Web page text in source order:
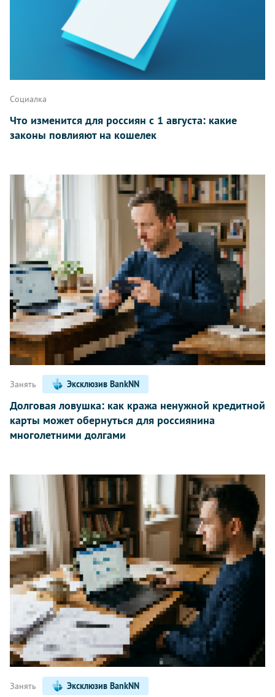
Написать
Социалка
Что изменится для россиян с 1 августа: какие
законы повлияют на кошелек
Занять Эксклюзив BankNN
Долговая ловушка: как кража ненужной кредитной
карты может обернуться для россиянина
многолетними долгами
Занять Эксклюзив BankNN